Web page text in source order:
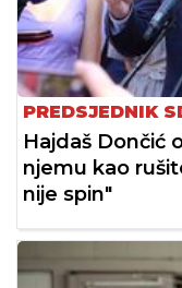
PREDSJEDNIK
Hajdaš Dončić
njemu kao
nije spin"